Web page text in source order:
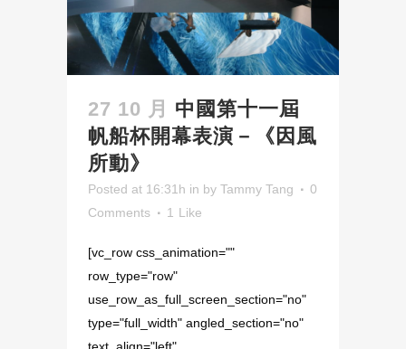
27 10 月 中國第十一屆
帆船杯開幕表演－《因風
所動》
Posted at 16:31h in by Tammy Tang
0
Comments
1 Like
[vc_row css_animation=""
row_type="row"
use_row_as_full_screen_section="no"
type="full_width" angled_section="no"
text_align="left"